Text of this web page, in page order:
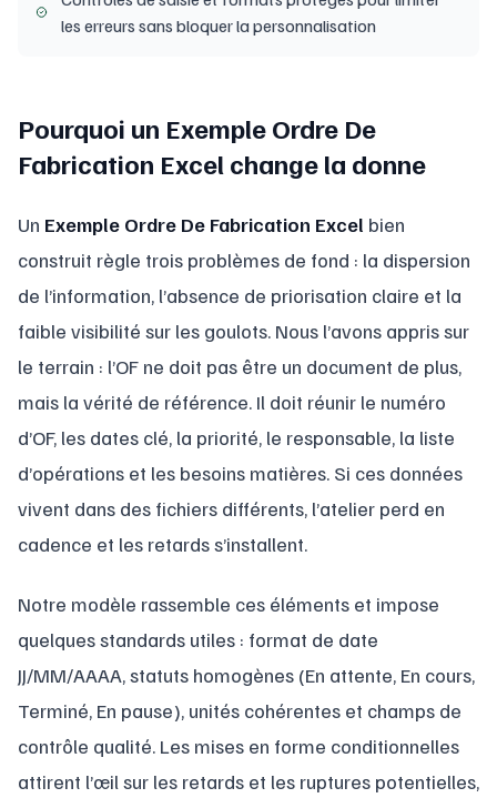
les erreurs sans bloquer la personnalisation
Pourquoi un Exemple Ordre De
Fabrication Excel change la donne
Un Exemple Ordre De Fabrication Excel bien
construit règle trois problèmes de fond : la dispersion
de l’information, l’absence de priorisation claire et la
faible visibilité sur les goulots. Nous l’avons appris sur
le terrain : l’OF ne doit pas être un document de plus,
mais la vérité de référence. Il doit réunir le numéro
d’OF, les dates clé, la priorité, le responsable, la liste
d’opérations et les besoins matières. Si ces données
vivent dans des fichiers différents, l’atelier perd en
cadence et les retards s’installent.
Notre modèle rassemble ces éléments et impose
quelques standards utiles : format de date
JJ/MM/AAAA, statuts homogènes (En attente, En cours,
Terminé, En pause), unités cohérentes et champs de
contrôle qualité. Les mises en forme conditionnelles
attirent l’œil sur les retards et les ruptures potentielles,